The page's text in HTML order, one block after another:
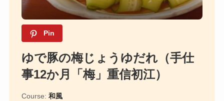
Pin
ゆで豚の梅じょうゆだれ（手仕
事12か月「梅」重信初江）
Course: 和風